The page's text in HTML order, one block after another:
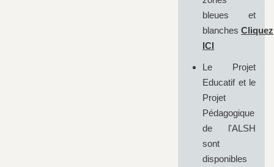
bleues et
blanchesCliquez
ICI
Le Projet
Educatif et le
Projet
Pédagogique
de l'ALSH
sont
disponibles